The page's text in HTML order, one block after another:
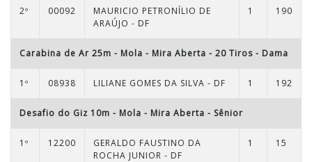
2º 00092
MAURICIO PETRONÍLIO DE
ARAÚJO - DF
1 190
Carabina de Ar 25m - Mola - Mira Aberta - 20 Tiros - Dama
1º 08938 LILIANE GOMES DA SILVA - DF 1 192
Desafio do Giz 10m - Mola - Mira Aberta - Sênior
1º 12200
GERALDO FAUSTINO DA
ROCHA JUNIOR - DF
1 15